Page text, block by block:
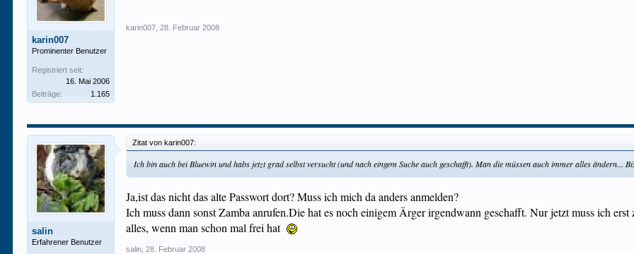
karin007
Prominenter Benutzer
Registriert seit:
16. Mai 2006
Beiträge:
1.165
karin007 28. Februar 2008
salin
Erfahrener Benutzer
Zitat von karin007:
Ich bin auch bei Bluewin und habs jetzt grad selbst versucht (und nach eingem Suche auch geschafft). Man die müssen auch immer alles ändern...
Ja,ist das nicht das alte Passwort dort? Muss ich mich da anders anmelden?
Ich muss dann sonst Zamba anrufen.Die hat es noch einigem Ärger irgendwann geschafft. Nur jetzt muss ich
alles, wenn man schon mal frei hat
salin 28. Februar 2008